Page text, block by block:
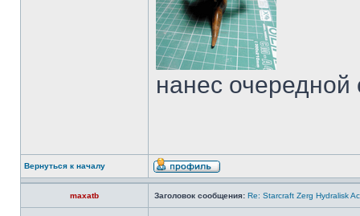
нанес очередной
Вернуться к началу
maxatb Заголовок сообщения: Re: Starcraft Zerg Hydralisk